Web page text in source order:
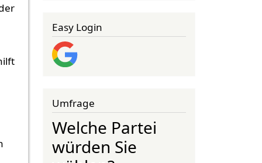
Easy Login
Umfrage
Welche Partei
würden Sie